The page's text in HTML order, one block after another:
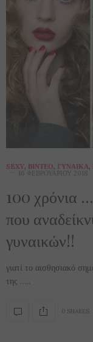
SEXY, ΒΊΝΤΕΟ, ΓΥΝΑΊΚΑ,
16 ΦΕΒΡΟΥΑΡΊΟΥ 2018
100 χρόνια
που
γυναικών!!
γιατί το αισθησιακό
της …..
0 SHARES